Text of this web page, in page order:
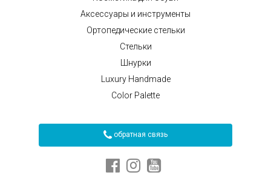
Аксессуары и инструменты
Ортопедические стельки
Стельки
Шнурки
Luxury Handmade
Color Palette
обратная связь